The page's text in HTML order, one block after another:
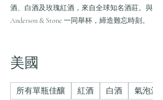
酒、白酒及玫瑰紅酒，來自全球知名酒莊。與
Anderson & Stone 一同舉杯，締造難忘時刻。
美國
所有單瓶佳釀 紅酒 白酒 氣泡酒